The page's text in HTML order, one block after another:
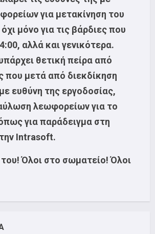
για μετακίνηση του
μόνο για τις βάρδιες που
αλλά και γενικότερα.
θετική πείρα από
που μετά από διεκδίκηση
ευθύνη της εργοδοσίας,
λεωφορείων για το
για παράδειγμα στη
Intrasoft.
Όλοι στο σωματείο! Όλοι